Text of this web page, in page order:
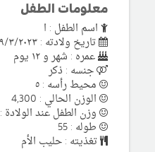
معلومات الطفل
اسم الطفل : ا
تاريخ ولادته : ٢٩/٣/٢٠٢٣
عمره : شهر و ١٢ يوم
جنسه : ذكر
محيط رأسه : ٥
الوزن الحالي : 4,300
وزن الطفل عند الولادة : 3
طوله : 55
تغذيته : حليب الأم